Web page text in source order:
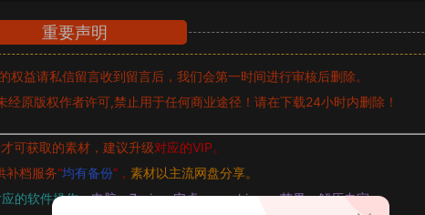
重要声明
权益请私信留言收到留言后，我们会第一时间进行审核后删除。
原版权作者许可,禁止用于任何商业途径！请在下载24小时内删除！
可获取的素材，建议升级对应的VIP。
补档服务“均有备份”， 素材以主流网盘分享。
的软件操作，电脑：7-zip；安卓：zarchiver；苹果：解压专家